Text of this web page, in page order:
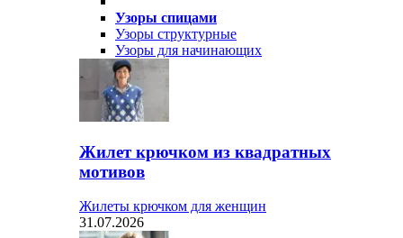
Узоры спицами
Узоры структурные
Узоры для начинающих
Жилет крючком из квадратных
мотивов
Жилеты крючком для женщин
31.07.2026